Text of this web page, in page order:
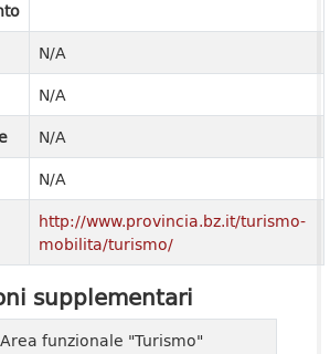
N/A
N/A
N/A
N/A
http://www.provincia.bz.it/turismo-
mobilita/turismo/
supplementari
Area funzionale "Turismo"